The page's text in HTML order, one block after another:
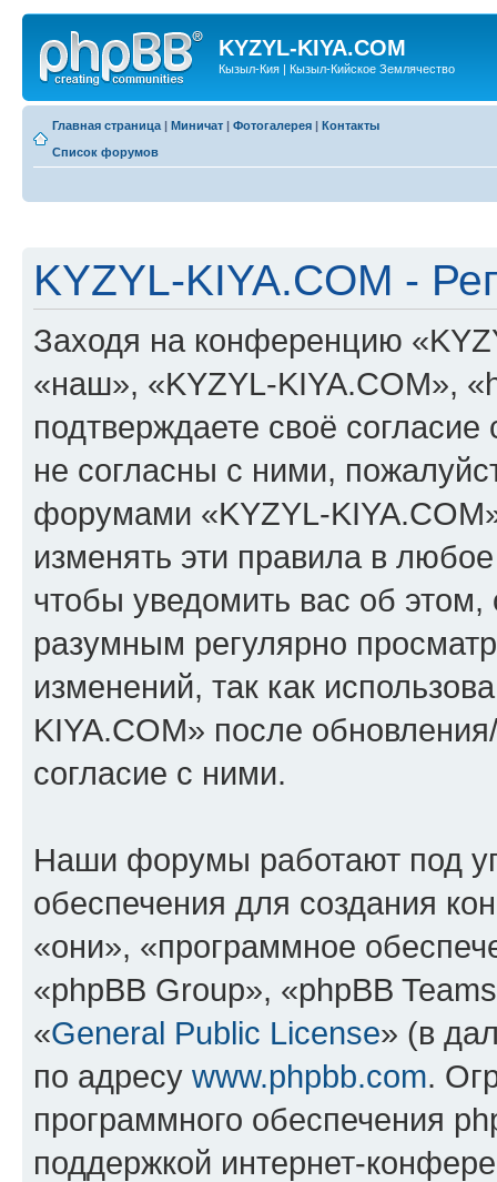
KYZYL-KIYA.COM
Кызыл-Кия | Кызыл-Кийское Землячество
Главная страница | Миничат | Фотогалерея | Контакты
Список форумов
KYZYL-KIYA.COM -
Заходя на конференцию
«наш», «KYZYL-KIYA.COM»,
подтверждаете своё
не согласны с ними,
форумами «KYZYL-
изменять эти правила в
чтобы уведомить вас об
разумным регулярно
изменений, так как
KIYA.COM» после
согласие с ними.
Наши форумы работают под
обеспечения для создания
«они», «программное
«phpBB Group», «phpBB
«General Public License» (в
по адресу www.phpbb.com.
программного обеспечения
поддержкой интернет-